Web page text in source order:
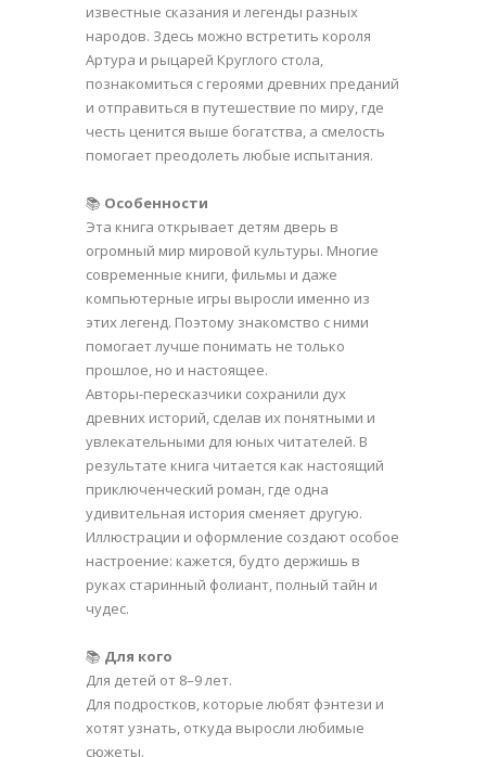
известные сказания и легенды разных
народов. Здесь можно встретить короля
Артура и рыцарей Круглого стола,
познакомиться с героями древних преданий
и отправиться в путешествие по миру, где
честь ценится выше богатства, а смелость
помогает преодолеть любые испытания.
📚 Особенности
Эта книга открывает детям дверь в
огромный мир мировой культуры. Многие
современные книги, фильмы и даже
компьютерные игры выросли именно из
этих легенд. Поэтому знакомство с ними
помогает лучше понимать не только
прошлое, но и настоящее.
Авторы-пересказчики сохранили дух
древних историй, сделав их понятными и
увлекательными для юных читателей. В
результате книга читается как настоящий
приключенческий роман, где одна
удивительная история сменяет другую.
Иллюстрации и оформление создают особое
настроение: кажется, будто держишь в
руках старинный фолиант, полный тайн и
чудес.
📚 Для кого
Для детей от 8–9 лет.
Для подростков, которые любят фэнтези и
хотят узнать, откуда выросли любимые
сюжеты.